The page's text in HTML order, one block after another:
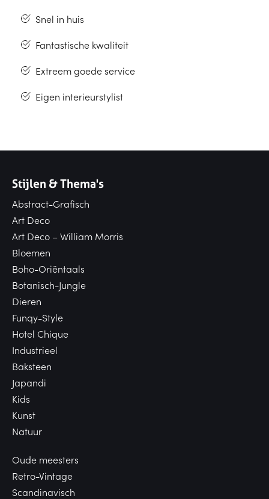
Snel in huis
Fantastische kwaliteit
Extreem goede service
Eigen interieurstylist
Stijlen & Thema's
Abstract-Grafisch
Art Deco
Art Deco – William Morris
Bloemen
Boho-Oriëntaals
Botanisch-Jungle
Dieren
Funqy-Style
Hotel Chique
Industrieel
Baksteen
Japandi
Kids
Kunst
Natuur
Oude meesters
Retro-Vintage
Scandinavisch